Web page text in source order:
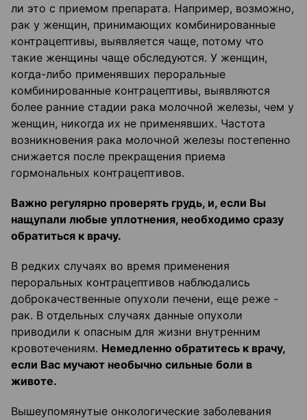
ли это с приемом препарата. Например, возможно,
рак у женщин, принимающих комбинированные
контрацептивы, выявляется чаще, потому что
такие женщины чаще обследуются. У женщин,
когда-либо применявших пероральные
комбинированные контрацептивы, выявляются
более ранние стадии рака молочной железы, чем у
женщин, никогда их не применявших. Частота
возникновения рака молочной железы постепенно
снижается после прекращения приема
гормональных контрацептивов.
Важно регулярно проверять грудь, и, если Вы
нащупали любые уплотнения, необходимо сразу
обратиться к врачу.
В редких случаях во время применения
пероральных контрацептивов наблюдались
доброкачественные опухоли печени, еще реже -
рак. В отдельных случаях данные опухоли
приводили к опасным для жизни внутренним
кровотечениям. Немедленно обратитесь к врачу,
если Вас мучают необычно сильные боли в
животе.
Вышеупомянутые онкологические заболевания